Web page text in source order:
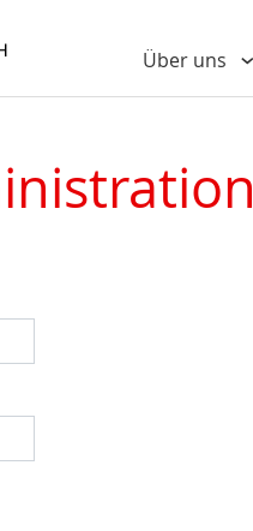
Über uns